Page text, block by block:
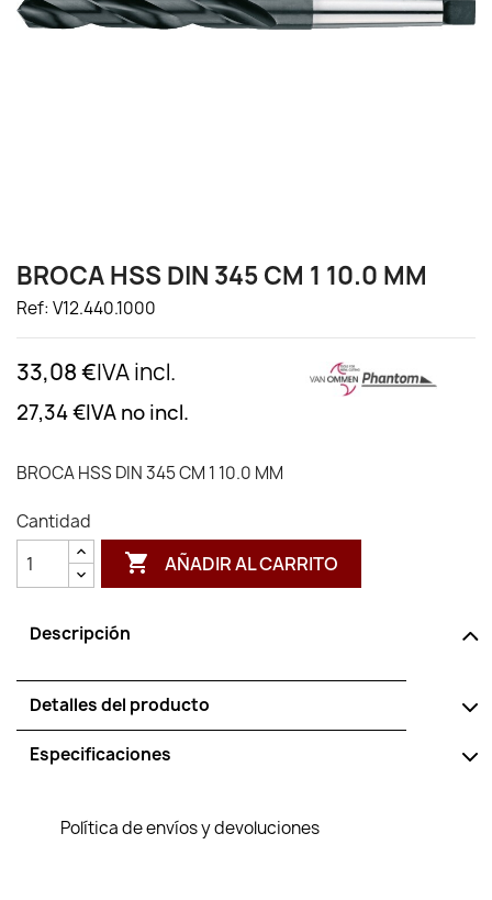
BROCA HSS DIN 345 CM 1 10.0 MM
Ref: V12.440.1000
33,08 €IVA incl.
27,34 €IVA no incl.
BROCA HSS DIN 345 CM 1 10.0 MM
Cantidad
 AÑADIR AL CARRITO
Descripción
Detalles del producto
Especificaciones
Política de envíos y devoluciones